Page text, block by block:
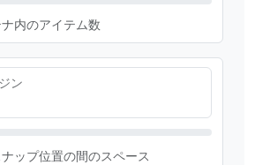
内のアイテム数
ン
ップ位置の間のスペース